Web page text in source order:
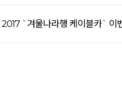
2017 `겨울나라행 케이블카` 이